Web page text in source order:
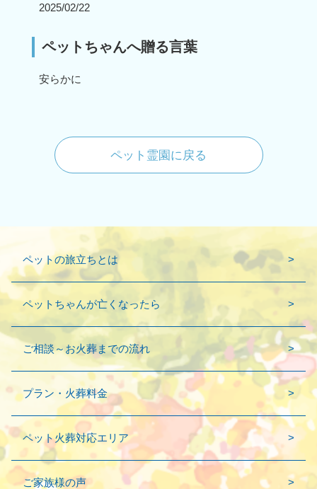
2025/02/22
ペットちゃんへ贈る言葉
安らかに
ペット霊園に戻る
ペットの旅立ちとは
ペットちゃんが亡くなったら
ご相談～お火葬までの流れ
プラン・火葬料金
ペット火葬対応エリア
ご家族様の声